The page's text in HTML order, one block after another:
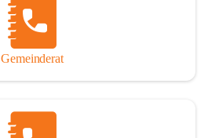
Gemeinderat